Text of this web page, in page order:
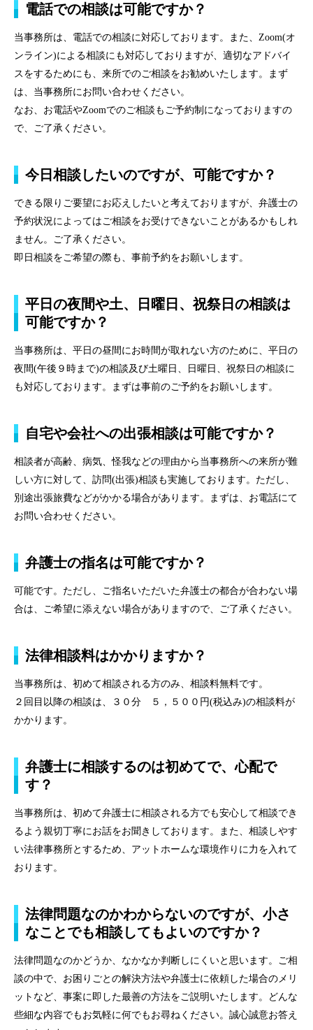
トップページ
事務所紹介
特別顧問
ご相談の流れ
解決事例
採用情報
カウンセリング
法律相談継続サポートプラン
電話での相談は可能ですか？
当事務所は、電話での相談に対応しております。また、Zoom(オ
ンライン)による相談にも対応しておりますが、適切なアドバイ
スをするためにも、来所でのご相談をお勧めいたします。まず
は、当事務所にお問い合わせください。
なお、お電話やZoomでのご相談もご予約制になっておりますの
で、ご了承ください。
今日相談したいのですが、可能ですか？
できる限りご要望にお応えしたいと考えておりますが、弁護士の
予約状況によってはご相談をお受けできないことがあるかもしれ
ません。ご了承ください。
即日相談をご希望の際も、事前予約をお願いします。
平日の夜間や土、日曜日、祝祭日の相談は
可能ですか？
当事務所は、平日の昼間にお時間が取れない方のために、平日の
夜間(午後９時まで)の相談及び土曜日、日曜日、祝祭日の相談に
も対応しております。まずは事前のご予約をお願いします。
自宅や会社への出張相談は可能ですか？
相談者が高齢、病気、怪我などの理由から当事務所への来所が難
しい方に対して、訪問(出張)相談も実施しております。ただし、
別途出張旅費などがかかる場合があります。まずは、お電話にて
お問い合わせください。
弁護士の指名は可能ですか？
可能です。ただし、ご指名いただいた弁護士の都合が合わない場
合は、ご希望に添えない場合がありますので、ご了承ください。
法律相談料はかかりますか？
当事務所は、初めて相談される方のみ、相談料無料です。
２回目以降の相談は、３０分 ５，５００円(税込み)の相談料が
かかります。
弁護士に相談するのは初めてで、心配で
す？
当事務所は、初めて弁護士に相談される方でも安心して相談でき
るよう親切丁寧にお話をお聞きしております。また、相談しやす
い法律事務所とするため、アットホームな環境作りに力を入れて
おります。
法律問題なのかわからないのですが、小さ
なことでも相談してもよいのですか？
法律問題なのかどうか、なかなか判断しにくいと思います。ご相
談の中で、お困りごとの解決方法や弁護士に依頼した場合のメリ
ットなど、事案に即した最善の方法をご説明いたします。どんな
些細な内容でもお気軽に何でもお尋ねください。誠心誠意お答え